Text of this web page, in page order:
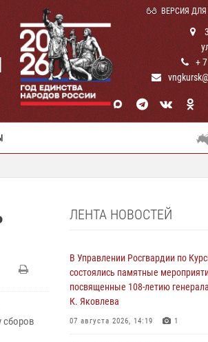
ВЕРСИЯ
+
сборов
ЛЕНТА НОВОСТЕЙ
В Управлении Росгвардии по
состоялись памятные
посвященные 108-летию
К. Яковлева
07 августа 2026, 14:19 1